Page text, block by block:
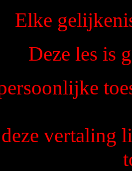
Elke
Deze les is
vertaling